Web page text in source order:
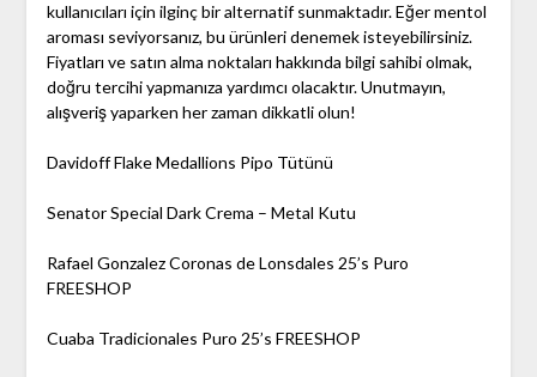
kullanıcıları için ilginç bir alternatif sunmaktadır. Eğer mentol
aroması seviyorsanız, bu ürünleri denemek isteyebilirsiniz.
Fiyatları ve satın alma noktaları hakkında bilgi sahibi olmak,
doğru tercihi yapmanıza yardımcı olacaktır. Unutmayın,
alışveriş yaparken her zaman dikkatli olun!
Davidoff Flake Medallions Pipo Tütünü
Senator Special Dark Crema – Metal Kutu
Rafael Gonzalez Coronas de Lonsdales 25’s Puro
FREESHOP
Cuaba Tradicionales Puro 25’s FREESHOP